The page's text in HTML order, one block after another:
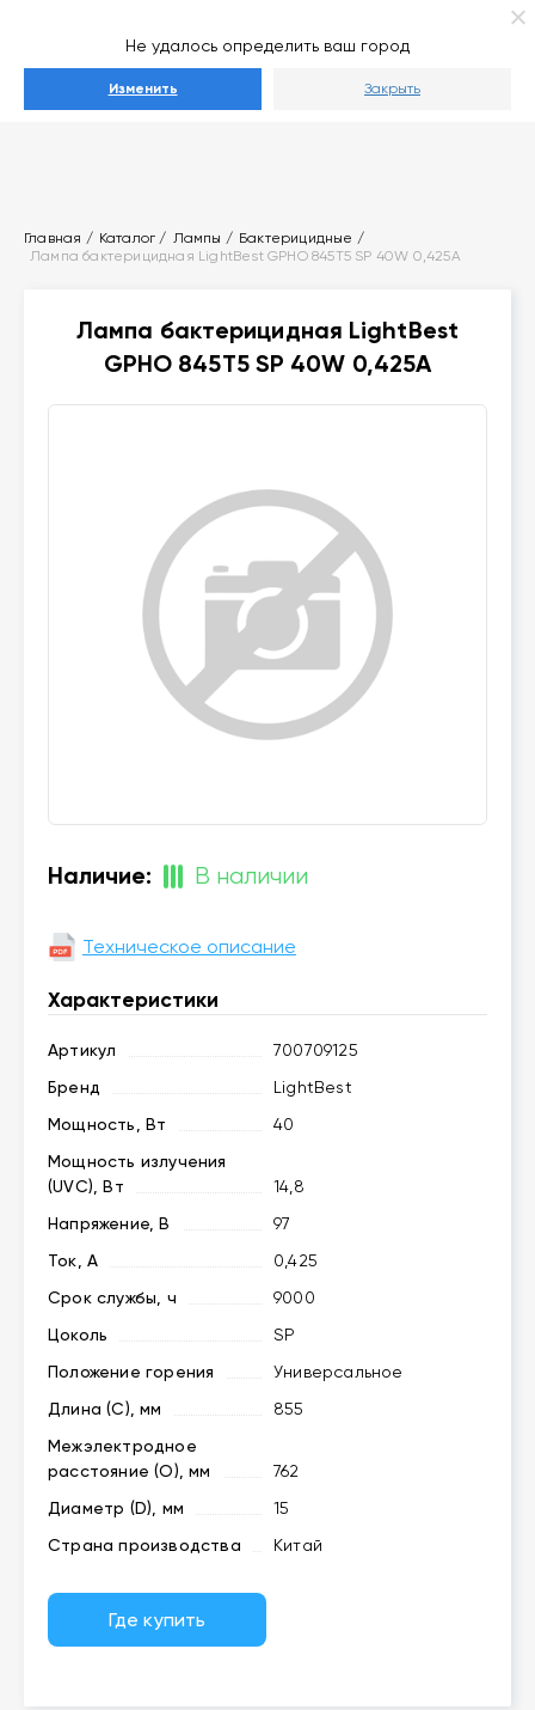
Не удалось определить ваш город
Изменить Закрыть
Главная Каталог Лампы
Бактерицидные
Лампа бактерицидная LightBest GPHO 845T5 SP 40W 0,425A
Лампа бактерицидная LightBest
GPHO 845T5 SP 40W 0,425A
Наличие: В наличии
Техническое описание
Характеристики
Артикул
700709125
Бренд
LightBest
Мощность, Вт
40
Мощность излучения
(UVC), Вт
14,8
Напряжение, В
97
Ток, А
0,425
Срок службы, ч
9000
Цоколь
SP
Положение горения
Универсальное
Длина (C), мм
855
Межэлектродное
расстояние (O), мм
762
Диаметр (D), мм
15
Страна производства
Китай
Где купить